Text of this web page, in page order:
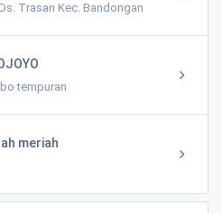
Trasan Kec. Bandongan
tempuran
meriah